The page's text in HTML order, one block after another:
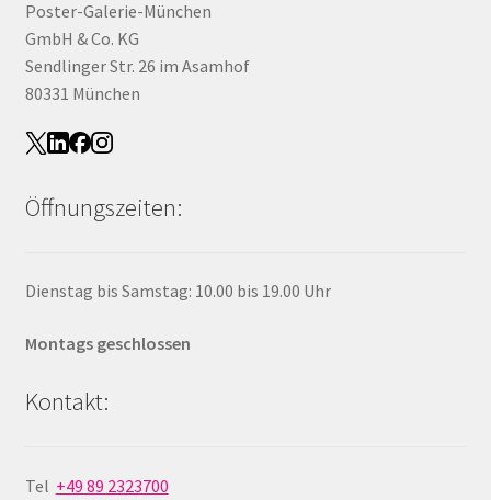
Poster-Galerie-München
GmbH & Co. KG
Sendlinger Str. 26 im Asamhof
80331 München
Öffnungszeiten:
Dienstag bis Samstag: 10.00 bis 19.00 Uhr
Montags geschlossen
Kontakt:
Tel +49 89 2323700